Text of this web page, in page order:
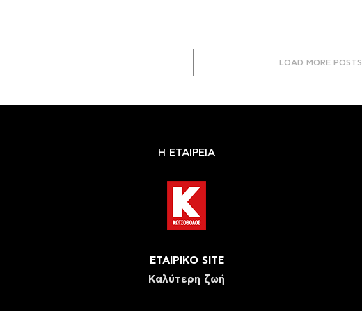
LOAD MORE POSTS
Η ΕΤΑΙΡΕΙΑ
ΕΤΑΙΡΙΚΟ SITE
Καλύτερη ζωή